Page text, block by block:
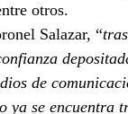
otros.
Salazar, “
de
ya se encuentra